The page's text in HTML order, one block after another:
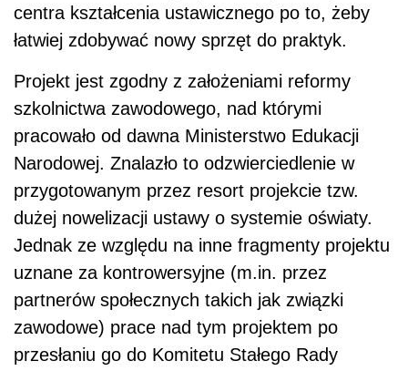
centra kształcenia ustawicznego po to, żeby
łatwiej zdobywać nowy sprzęt do praktyk.
Projekt jest zgodny z założeniami reformy
szkolnictwa zawodowego, nad którymi
pracowało od dawna Ministerstwo Edukacji
Narodowej. Znalazło to odzwierciedlenie w
przygotowanym przez resort projekcie tzw.
dużej nowelizacji ustawy o systemie oświaty.
Jednak ze względu na inne fragmenty projektu
uznane za kontrowersyjne (m.in. przez
partnerów społecznych takich jak związki
zawodowe) prace nad tym projektem po
przesłaniu go do Komitetu Stałego Rady